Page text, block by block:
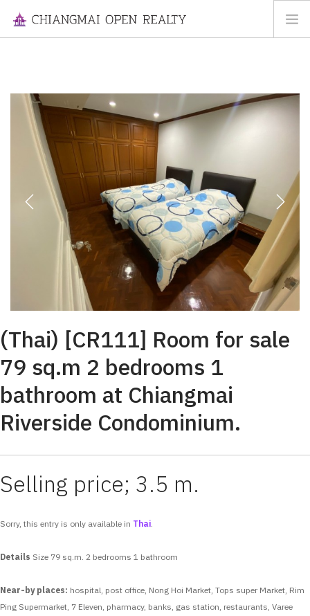
FOR SALE
INFORMATION
ABOUT US
CONTACT US
Next
(Thai) [CR111] Room for sale
79 sq.m 2 bedrooms 1
bathroom at Chiangmai
Riverside Condominium.
Selling price; 3.5 m.
Sorry, this entry is only available in Thai.
Details Size 79 sq.m. 2 bedrooms 1 bathroom
Near-by places: hospital, post office, Nong Hoi Market, Tops super Market, Rim
Ping Supermarket, 7 Eleven, pharmacy, banks, gas station, restaurants, Varee